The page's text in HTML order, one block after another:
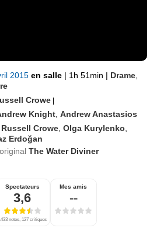
2015en salle | 1h 51min | Drame
Crowe |
Knight ,Andrew Anastasios
Russell Crowe ,Olga Kurylenko
Erdoğan
The Water Diviner
Spectateurs
3,6
notes, 127 critiques
Mes amis
--